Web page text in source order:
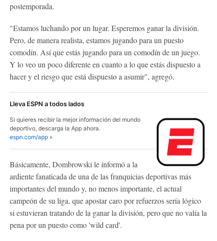
postemporada.
"Estamos luchando por un lugar. Esperemos ganar la división.
Pero, de manera realista, estamos jugando para un puesto
comodín. Así que estás jugando para un comodín de un juego.
Y lo veo un poco diferente en cuanto a lo que estás dispuesto a
hacer y el riesgo que está dispuesto a asumir", agregó.
Lleva ESPN a todos lados
Si quieres recibir la mejor información del mundo
deportivo, descarga la App ahora.
espn.com/app »
Básicamente, Dombrowski le informó a la
ardiente fanaticada de una de las franquicias deportivas más
importantes del mundo y, no menos importante, el actual
campeón de su liga, que apostar caro por refuerzos sería lógico
si estuvieran tratando de la ganar la división, pero que no valía la
pena por un puesto como 'wild card'.